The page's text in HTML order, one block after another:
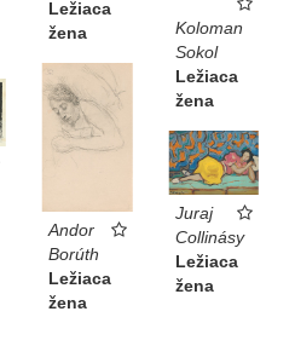
Ležiaca
žena
Koloman
Sokol
Ležiaca
žena
Andor
Borúth
Ležiaca
žena
Juraj
Collinásy
Ležiaca
žena